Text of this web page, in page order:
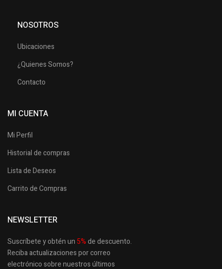
NOSOTROS
Ubicaciones
¿Quienes Somos?
Contacto
MI CUENTA
Mi Perfil
Historial de compras
Lista de Deseos
Carrito de Compras
NEWSLETTER
Suscríbete y obtén un 5%de descuento.
Reciba actualizaciones por correo
electrónico sobre nuestros últimos